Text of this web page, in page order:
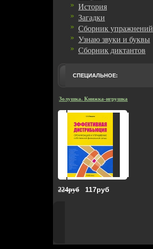
История
Загадки
Сборник упражнений
Узнаю звуки и буквы
Сборник диктантов
СПЕЦИАЛЬНОЕ:
Золушка. Книжка-игрушка
224руб 117руб